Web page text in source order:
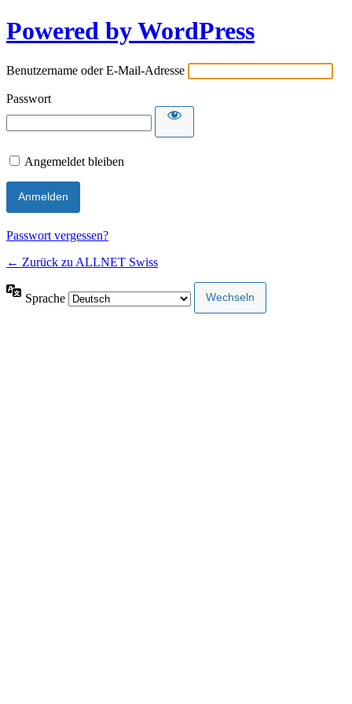
Powered by WordPress
Benutzername oder E-Mail-Adresse
Passwort
Angemeldet bleiben
Passwort vergessen?
← Zurück zu ALLNET Swiss
Sprache